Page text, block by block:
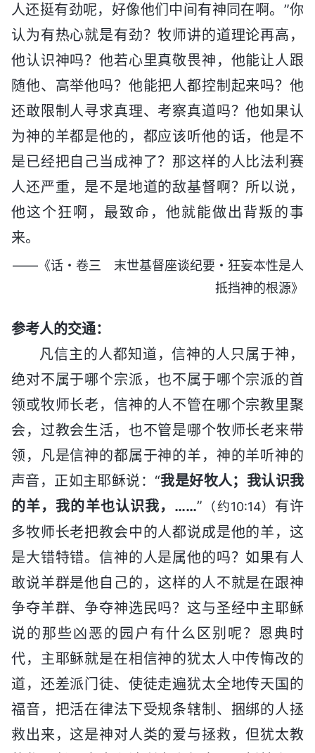
人还挺有劲呢，好像他们中间有神同在啊。”你
认为有热心就是有劲？牧师讲的道理论再高，
他认识神吗？他若心里真敬畏神，他能让人跟
随他、高举他吗？他能把人都控制起来吗？他
还敢限制人寻求真理、考察真道吗？他如果认
为神的羊都是他的，都应该听他的话，他是不
是已经把自己当成神了？那这样的人比法利赛
人还严重，是不是地道的敌基督啊？所以说，
他这个狂啊，最致命，他就能做出背叛的事
来。
——《话・卷三 末世基督座谈纪要・狂妄本性是人
抵挡神的根源》
参考人的交通：
凡信主的人都知道，信神的人只属于神，
绝对不属于哪个宗派，也不属于哪个宗派的首
领或牧师长老，信神的人不管在哪个宗教里聚
会，过教会生活，也不管是哪个牧师长老来带
领，凡是信神的都属于神的羊，神的羊听神的
声音，正如主耶稣说：“我是好牧人；我认识我
的羊，我的羊也认识我，……” （约10:14） 有许
多牧师长老把教会中的人都说成是他的羊，这
是大错特错。信神的人是属他的吗？如果有人
敢说羊群是他自己的，这样的人不就是在跟神
争夺羊群、争夺神选民吗？这与圣经中主耶稣
说的那些凶恶的园户有什么区别呢？恩典时
代，主耶稣就是在相信神的犹太人中传悔改的
道，还差派门徒、使徒走遍犹太全地传天国的
福音，把活在律法下受规条辖制、捆绑的人拯
救出来，这是神对人类的爱与拯救，但犹太教